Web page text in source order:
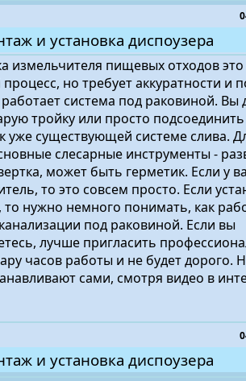
и установка диспоузера
измельчителя пищевых отходов
но требует аккуратности и
работает система под раковиной.
тройку или просто
уже существующей системе слива.
слесарные инструменты -
может быть герметик. Если у
то это совсем просто. Если
то нужно немного понимать, как
под раковиной. Если вы
лучше пригласить
часов работы и не будет дорого.
сами, смотря видео в
и установка диспоузера